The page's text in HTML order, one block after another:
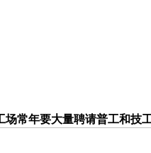
常年要大量聘请普工和技